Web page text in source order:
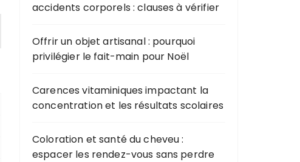
accidents corporels : clauses à vérifier
Offrir un objet artisanal : pourquoi
privilégier le fait-main pour Noël
Carences vitaminiques impactant la
concentration et les résultats scolaires
Coloration et santé du cheveu :
espacer les rendez-vous sans perdre